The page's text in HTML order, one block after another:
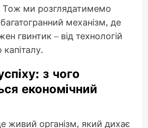
Тож ми розглядатимемо
механізм, де
гвинтик – від технологій
з чого
економічний
живий організм, який дихає